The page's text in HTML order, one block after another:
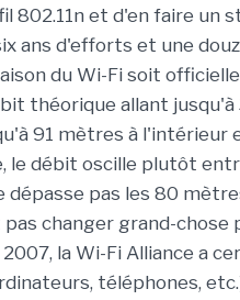
802.11n et d'en faire un
ans d'efforts et une
du Wi-Fi soit
théorique allant
91 mètres à l'intérieur
le débit oscille plutôt
pas les 80
changer grand-chose
la Wi-Fi Alliance a
téléphones,